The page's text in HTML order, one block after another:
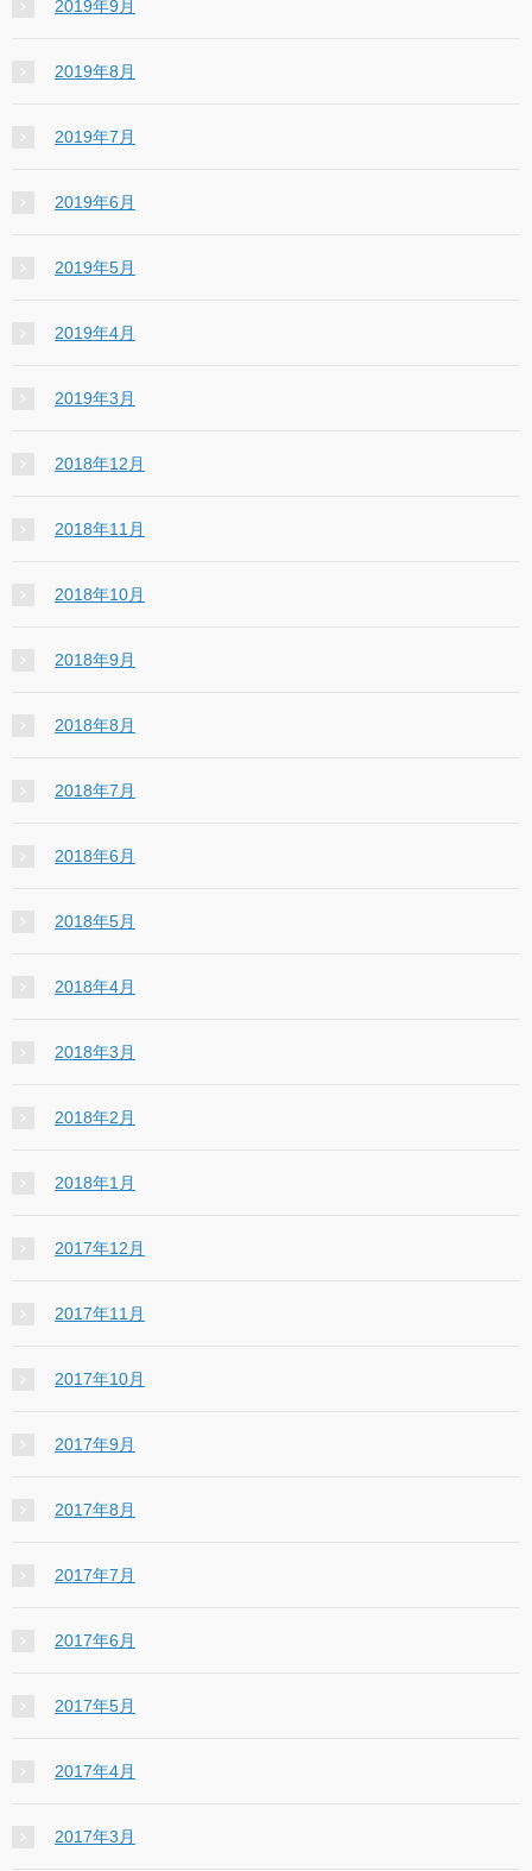
2019年9月
2019年8月
2019年7月
2019年6月
2019年5月
2019年4月
2019年3月
2018年12月
2018年11月
2018年10月
2018年9月
2018年8月
2018年7月
2018年6月
2018年5月
2018年4月
2018年3月
2018年2月
2018年1月
2017年12月
2017年11月
2017年10月
2017年9月
2017年8月
2017年7月
2017年6月
2017年5月
2017年4月
2017年3月